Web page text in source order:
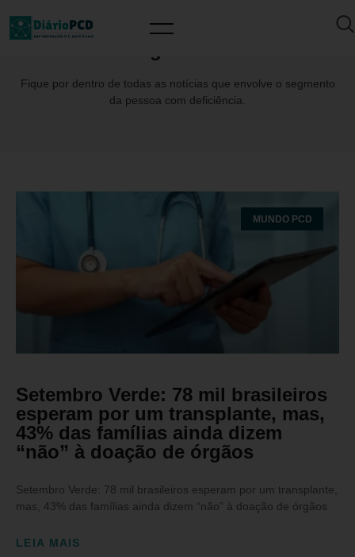
Fique por dentro de todas as notícias que envolve o segmento
da pessoa com deficiência.
MUNDO PCD
Setembro Verde: 78 mil brasileiros
esperam por um transplante, mas,
43% das famílias ainda dizem
“não” à doação de órgãos
Setembro Verde: 78 mil brasileiros esperam por um transplante,
mas, 43% das famílias ainda dizem “não” à doação de órgãos
LEIA MAIS